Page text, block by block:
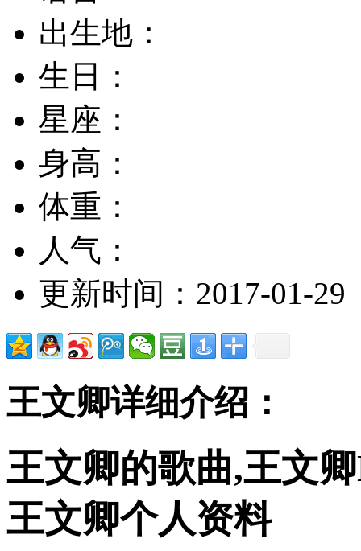
出生地：
生日：
星座：
身高：
体重：
人气：
更新时间：2017-01-29
王文卿详细介绍：
王文卿的歌曲,王文
王文卿个人资料